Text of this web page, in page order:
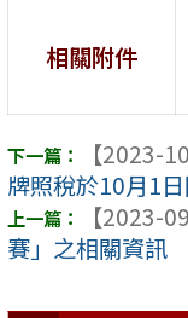
相關附件
【2023-
牌照稅於10月1
【2023-
賽」之相關資訊